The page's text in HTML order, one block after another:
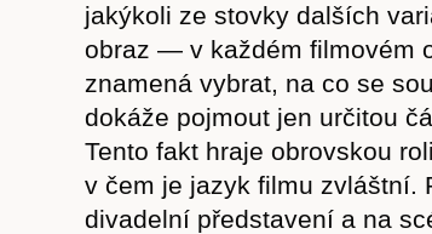
Časopis
jakýkoli ze stovky dalších
obraz — v každém filmovém
znamená vybrat, na co se
dokáže pojmout jen určitou
Tento fakt hraje obrovskou
v čem je jazyk filmu zvláštní.
divadelní představení a na